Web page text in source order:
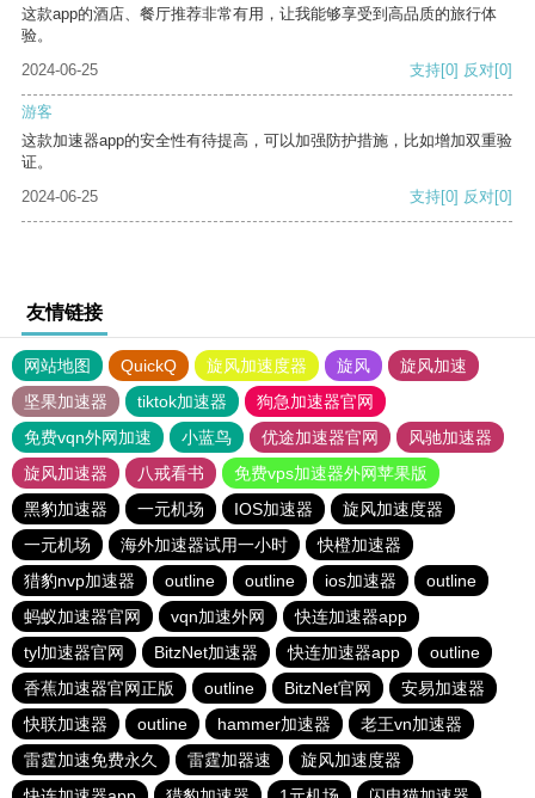
这款app的酒店、餐厅推荐非常有用，让我能够享受到高品质的旅行体
验。
2024-06-25
支持[0] 反对[0]
游客
这款加速器app的安全性有待提高，可以加强防护措施，比如增加双重验
证。
2024-06-25
支持[0] 反对[0]
友情链接
网站地图 QuickQ 旋风加速度器 旋风
旋风加速
坚果加速器
tiktok加速器
狗急加速器官网
免费vqn外网加速
小蓝鸟 优途加速器官网
风驰加速器
旋风加速器
八戒看书
免费vps加速器外网苹果版
黑豹加速器
一元机场 IOS加速器
旋风加速度器
一元机场
海外加速器试用一小时
快橙加速器
猎豹nvp加速器
outline outline ios加速器
outline
蚂蚁加速器官网
vqn加速外网
快连加速器app
tyl加速器官网
BitzNet加速器 快连加速器app
outline
香蕉加速器官网正版
outline BitzNet官网
安易加速器
快联加速器
outline hammer加速器
老王vn加速器
雷霆加速免费永久
雷霆加器速
旋风加速度器